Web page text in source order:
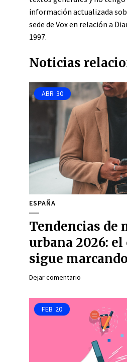
información actualizada
sede de Vox en relación a
1997.
Noticias
ABR 30
ESPAÑA
Tendencias de
urbana 2026:
sigue
Dejar comentario
FEB 20